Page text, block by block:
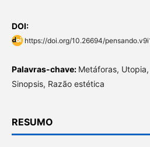
DOI:
https://doi.org/10.26694/
Palavras-chave: Metáforas,
Sinopsis, Razão estética
RESUMO